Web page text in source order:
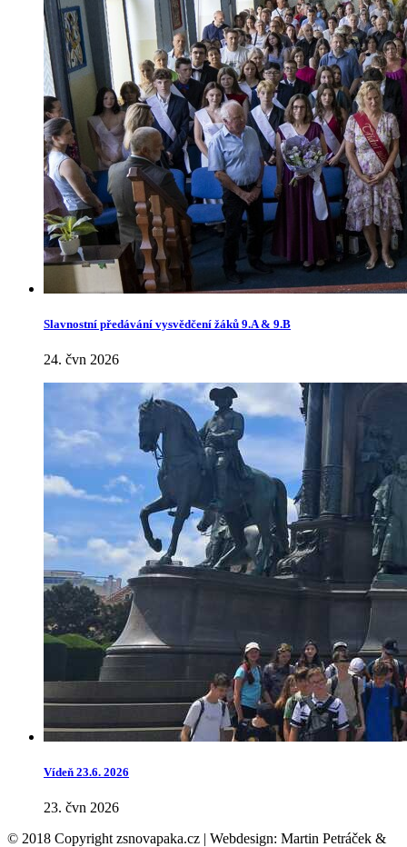
Slavnostní předávání vysvědčení žáků 9.A & 9.B
24. čvn 2026
Vídeň 23.6. 2026
23. čvn 2026
© 2018 Copyright zsnovapaka.cz | Webdesign: Martin Petráček &